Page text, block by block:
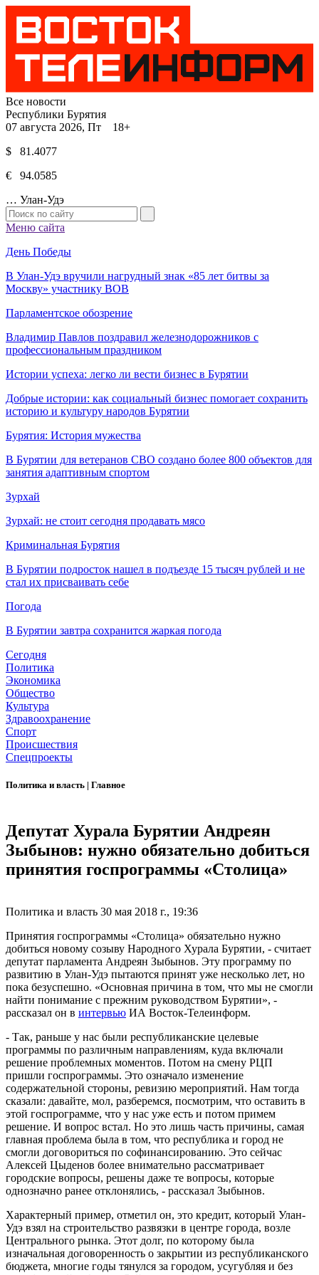
Все новости
Республики Бурятия
07 августа 2026, Пт 18+
$ 81.4077
€ 94.0585
… Улан-Удэ
Меню сайта
День Победы
В Улан-Удэ вручили нагрудный знак «85 лет битвы за
Москву» участнику ВОВ
Парламентское обозрение
Владимир Павлов поздравил железнодорожников с
профессиональным праздником
Истории успеха: легко ли вести бизнес в Бурятии
Добрые истории: как социальный бизнес помогает сохранить
историю и культуру народов Бурятии
Бурятия: История мужества
В Бурятии для ветеранов СВО создано более 800 объектов для
занятия адаптивным спортом
Зурхай
Зурхай: не стоит сегодня продавать мясо
Криминальная Бурятия
В Бурятии подросток нашел в подъезде 15 тысяч рублей и не
стал их присваивать себе
Погода
В Бурятии завтра сохранится жаркая погода
Сегодня
Политика
Экономика
Общество
Культура
Здравоохранение
Спорт
Происшествия
Спецпроекты
Политика и власть | Главное
Депутат Хурала Бурятии Андреян
Зыбынов: нужно обязательно добиться
принятия госпрограммы «Столица»
Политика и власть 30 мая 2018 г., 19:36
Принятия госпрограммы «Столица» обязательно нужно
добиться новому созыву Народного Хурала Бурятии, - считает
депутат парламента Андреян Зыбынов. Эту программу по
развитию в Улан-Удэ пытаются принят уже несколько лет, но
пока безуспешно. «Основная причина в том, что мы не смогли
найти понимание с прежним руководством Бурятии», -
рассказал он в интервью ИА Восток-Телеинформ.
- Так, раньше у нас были республиканские целевые
программы по различным направлениям, куда включали
решение проблемных моментов. Потом на смену РЦП
пришли госпрограммы. Это означало изменение
содержательной стороны, ревизию мероприятий. Нам тогда
сказали: давайте, мол, разберемся, посмотрим, что оставить в
этой госпрограмме, что у нас уже есть и потом примем
решение. И вопрос встал. Но это лишь часть причины, самая
главная проблема была в том, что республика и город не
смогли договориться по софинансированию. Это сейчас
Алексей Цыденов более внимательно рассматривает
городские вопросы, решены даже те вопросы, которые
однозначно ранее отклонялись, - рассказал Зыбынов.
Характерный пример, отметил он, это кредит, который Улан-
Удэ взял на строительство развязки в центре города, возле
Центрального рынка. Этот долг, по которому была
изначальная договоренность о закрытии из республиканского
бюджета, многие годы тянулся за городом, усугубляя и без